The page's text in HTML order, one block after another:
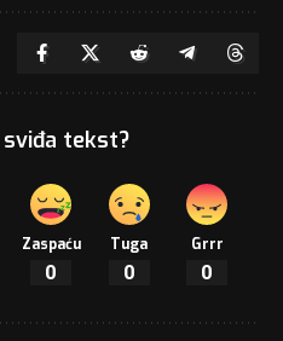
tekst?
Zaspaću
0
Tuga
0
Grrr
0